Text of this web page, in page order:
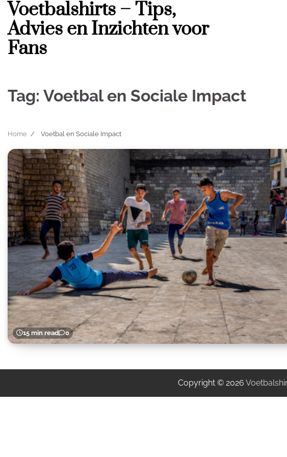
Skip
content
Voetbalshirts – Tips,
Advies en Inzichten voor
Fans
Tag: Voetbal en Sociale Impact
Home Voetbal en Sociale Impact
15 min read 0
Copyright © 2026